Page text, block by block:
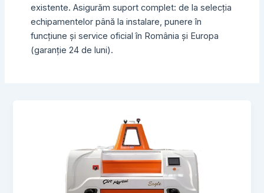
existente. Asigurăm suport complet: de la selecția
echipamentelor până la instalare, punere în
funcțiune și service oficial în România și Europa
(garanție 24 de luni).